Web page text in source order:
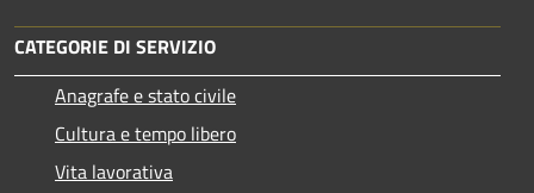
CATEGORIE DI SERVIZIO
Anagrafe e stato civile
Cultura e tempo libero
Vita lavorativa